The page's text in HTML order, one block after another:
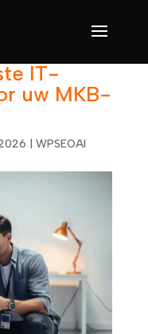
IT-
uw MKB-
WPSEOAI